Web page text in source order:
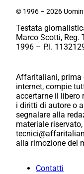
© 1996 – 2026
Testata
Marco Scotti, Reg.
1996 – P.I.
Affaritaliani, prima
internet, compie
accertarne il libero
i diritti di autore o
segnalare alla
materiale
alla rimozione del
Contatti